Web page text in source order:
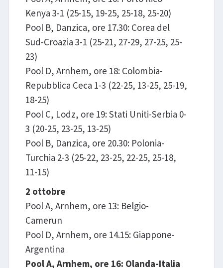
Kenya 3-1 (25-15, 19-25, 25-18, 25-20)
Pool B, Danzica, ore 17.30: Corea del
Sud-Croazia 3-1 (25-21, 27-29, 27-25, 25-
23)
Pool D, Arnhem, ore 18: Colombia-
Repubblica Ceca 1-3 (22-25, 13-25, 25-19,
18-25)
Pool C, Lodz, ore 19: Stati Uniti-Serbia 0-
3 (20-25, 23-25, 13-25)
Pool B, Danzica, ore 20.30: Polonia-
Turchia 2-3 (25-22, 23-25, 22-25, 25-18,
11-15)
2 ottobre
Pool A, Arnhem, ore 13: Belgio-
Camerun
Pool D, Arnhem, ore 14.15: Giappone-
Argentina
Pool A, Arnhem, ore 16: Olanda-Italia